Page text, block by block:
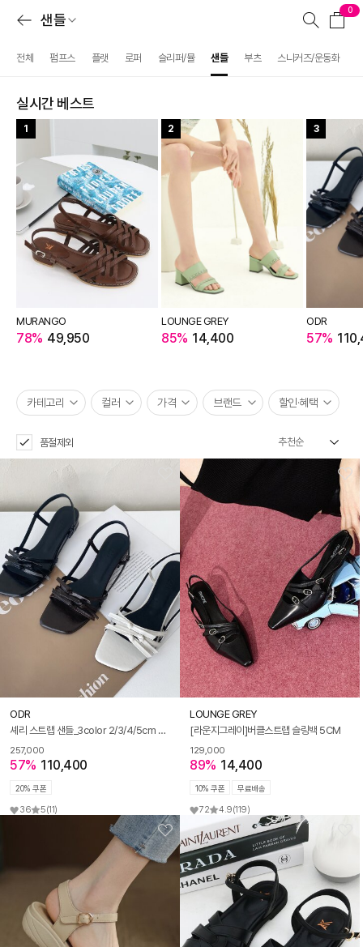
샌들
0
전체 펌프스 플랫 로퍼 슬리퍼/뮬 샌들 부츠 스니커즈/운동화
실시간 베스트
1
MURANGO
78% 49,950
2
LOUNGE GREY
85% 14,400
3
ODR
57%
카테고리 컬러 가격 브랜드 할인·혜택
품절제외
ODR
셰리 스트랩 샌들_3color 2/3/4/5cm ODRD24055
257,000
57% 110,400
20% 쿠폰
36 5(11)
LOUNGE GREY
[라운지그레이]버클스트랩 슬링백 5CM
129,000
89% 14,400
10% 쿠폰 무료배송
72 4.9(119)